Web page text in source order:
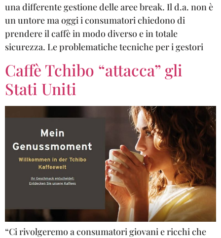
una differente gestione delle aree break. Il d.a. non è
un untore ma oggi i consumatori chiedono di
prendere il caffè in modo diverso e in totale
sicurezza. Le problematiche tecniche per i gestori
Caffè Tchibo “attacca” gli
Stati Uniti
“Ci rivolgeremo a consumatori giovani e ricchi che